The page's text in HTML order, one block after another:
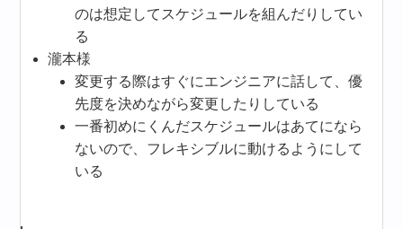
のは想定してスケジュールを組んだりしてい
る
瀧本様
変更する際はすぐにエンジニアに話して、優
先度を決めながら変更したりしている
一番初めにくんだスケジュールはあてになら
ないので、フレキシブルに動けるようにして
いる